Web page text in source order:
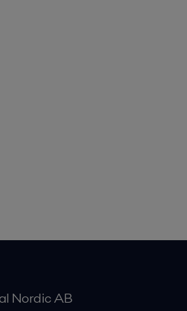
Nordic AB